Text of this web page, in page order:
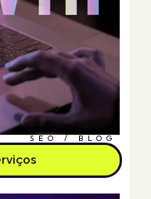
SEO / BLOG